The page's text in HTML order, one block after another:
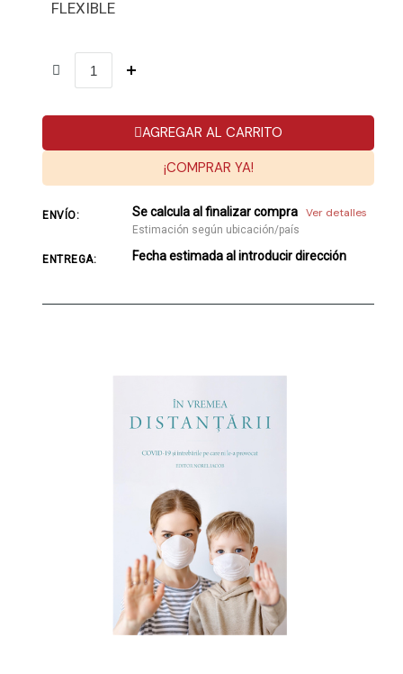
FLEXIBLE
AGREGAR AL CARRITO
¡COMPRAR YA!
ENVÍO: Se calcula al finalizar compra Ver detalles
Estimación según ubicación/país
ENTREGA: Fecha estimada al introducir dirección